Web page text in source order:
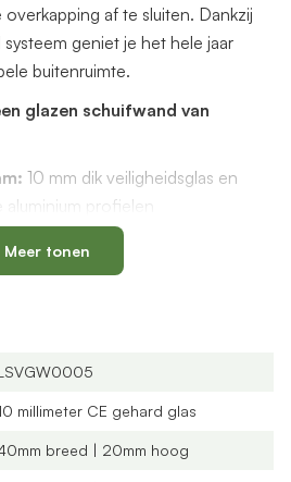
af te sluiten. Dankzij
geniet je het hele jaar
buitenruimte.
glazen schuifwand van
10 mm dik veiligheidsglas en
profielen
met een vervangbaar loopspoor,
en verkrijgbaar in antraciet
wielen
veranda
glastypes en steellook
voor een tochtvrije
Meer tonen
millimeter CE gehard glas
breed | 20mm hoog